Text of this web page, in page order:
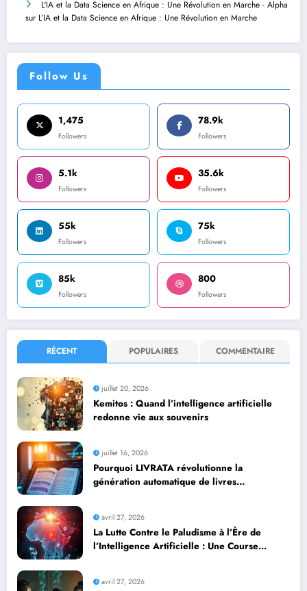
L'IA et la Data Science en Afrique : Une Révolution en Marche - Alpha
sur L’IA et la Data Science en Afrique : Une Révolution en Marche
Follow Us
1,475
Followers
78.9k
Followers
5.1k
Followers
35.6k
Followers
55k
Followers
75k
Followers
85k
Followers
800
Followers
RÉCENT POPULAIRES COMMENTAIRE
juillet 20, 2026
Kemitos : Quand l’intelligence artificielle
redonne vie aux souvenirs
juillet 16, 2026
Pourquoi LIVRATA révolutionne la
génération automatique de livres
avril 27, 2026
La Lutte Contre le Paludisme à l’Ère de
l’Intelligence Artificielle : Une Course
avril 27, 2026